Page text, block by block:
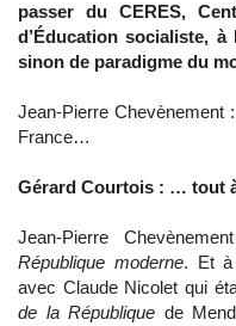
passer du CERES,
d’Éducation socialiste,
sinon de paradigme du
Jean-Pierre Chevènement
France…
Gérard Courtois : … tout
Jean-Pierre
République moderne. Et à
avec Claude Nicolet qui
de la République de